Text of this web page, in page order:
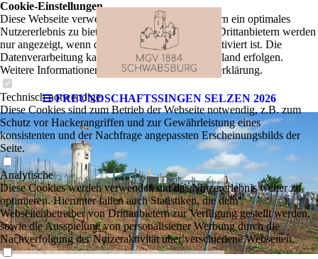
FREUNDSCHAFTSSINGEN SELZEN 2026
Cookie-Einstellungen
Diese Webseite verwendet Cookies, um Besuchern ein optimales
Nutzererlebnis zu bieten. Bestimmte Inhalte von Drittanbietern werden
nur angezeigt, wenn die entsprechende Option aktiviert ist. Die
Datenverarbeitung kann dann auch in einem Drittland erfolgen.
Weitere Informationen hierzu in der Datenschutzerklärung.
Technisch notwendige
Diese Cookies sind zum Betrieb der Webseite notwendig, z.B. zum
Schutz vor Hackerangriffen und zur Gewährleistung eines
konsistenten und der Nachfrage angepassten Erscheinungsbilds der
Seite.
Analytische
Diese Cookies werden verwendet, um das Nutzererlebnis weiter zu
optimieren. Hierunter fallen auch Statistiken, die dem
Webseitenbetreiber von Drittanbietern zur Verfügung gestellt werden,
sowie die Ausspielung von personalisierter Werbung durch die
Nachverfolgung der Nutzeraktivität über verschiedene Webseiten.